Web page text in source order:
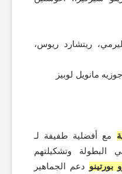
ريتشارد ريوس،
مانويل لوبيز
مع أفضلية طفيفة لـ
وتشكيلتهم
بورتينو دعم الجماهير